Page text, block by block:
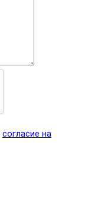
согласие на